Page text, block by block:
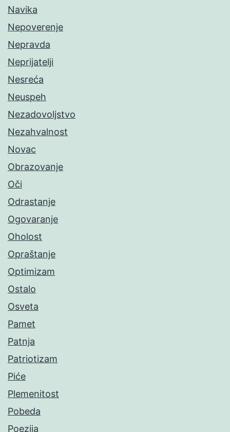
Navika
Nepoverenje
Nepravda
Neprijatelji
Nesreća
Neuspeh
Nezadovoljstvo
Nezahvalnost
Novac
Obrazovanje
Oči
Odrastanje
Ogovaranje
Oholost
Opraštanje
Optimizam
Ostalo
Osveta
Pamet
Patnja
Patriotizam
Piće
Plemenitost
Pobeda
Poezija